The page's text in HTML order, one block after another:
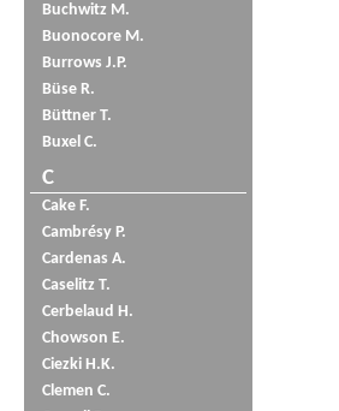
Buchwitz M.
Buonocore M.
Burrows J.P.
Büse R.
Büttner T.
Buxel C.
C
Cake F.
Cambrésy P.
Cardenas A.
Caselitz T.
Cerbelaud H.
Chowson E.
Ciezki H.K.
Clemen C.